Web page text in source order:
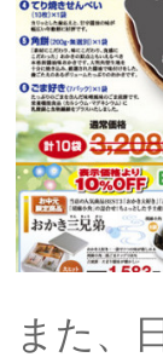
また、